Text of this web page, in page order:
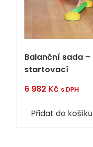
Balanční sada –
startovací
6 982 Kč s DPH
Přidat do košíku